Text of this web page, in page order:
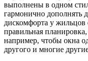
выполнены в одном
гармонично дополнять
дискомфорта у жильцов
правильная
например, чтобы окна
другого и многие